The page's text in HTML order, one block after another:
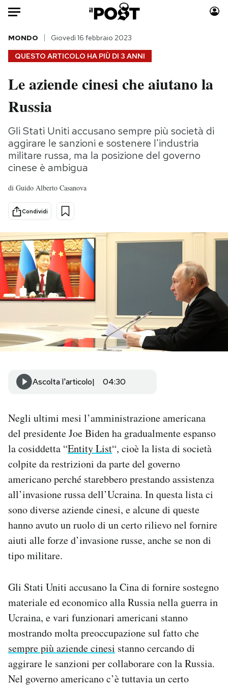
Auto
HOME
Italia
Politica
Tecnologia
Internet
Scienza
Cultura
Economia
Sport
Moda
Storie/Idee
Ok Boomer!
Media
PODCAST
NEWSLETTER
SHOP
CALENDARIO
AREA PERSONALE
Area Personale
Newsletter
Notifiche mobile
Regala il Post
Hai bisogno di aiuto?
QUESTO ARTICOLO HA PIÙ DI 3 ANNI
MONDO Giovedì 16 febbraio 2023
Le aziende cinesi che aiutano la
Russia
Gli Stati Uniti accusano sempre più società di
aggirare le sanzioni e sostenere l'industria
militare russa, ma la posizione del governo
cinese è ambigua
di Guido Alberto Casanova
Condividi
Ascolta l'articolo 04:30
Negli ultimi mesi l’amministrazione americana
del presidente Joe Biden ha gradualmente espanso
la cosiddetta “Entity List“, cioè la lista di società
colpite da restrizioni da parte del governo
americano perché starebbero prestando assistenza
all’invasione russa dell’Ucraina. In questa lista ci
sono diverse aziende cinesi, e alcune di queste
hanno avuto un ruolo di un certo rilievo nel fornire
aiuti alle forze d’invasione russe, anche se non di
tipo militare.
Gli Stati Uniti accusano la Cina di fornire sostegno
materiale ed economico alla Russia nella guerra in
Ucraina, e vari funzionari americani stanno
mostrando molta preoccupazione sul fatto che
sempre più aziende cinesi stanno cercando di
aggirare le sanzioni per collaborare con la Russia.
Nel governo americano c’è tuttavia un certo